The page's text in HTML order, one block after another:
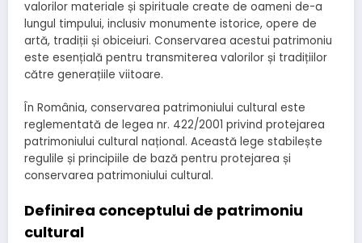
valorilor materiale și spirituale create de oameni de-a
lungul timpului, inclusiv monumente istorice, opere de
artă, tradiții și obiceiuri. Conservarea acestui patrimoniu
este esențială pentru transmiterea valorilor și tradițiilor
către generațiile viitoare.
În România, conservarea patrimoniului cultural este
reglementată de legea nr. 422/2001 privind protejarea
patrimoniului cultural național. Această lege stabilește
regulile și principiile de bază pentru protejarea și
conservarea patrimoniului cultural.
Definirea conceptului de patrimoniu
cultural